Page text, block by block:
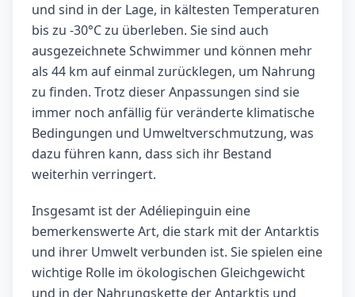
und sind in der Lage, in kältesten Temperaturen
bis zu -30°C zu überleben. Sie sind auch
ausgezeichnete Schwimmer und können mehr
als 44 km auf einmal zurücklegen, um Nahrung
zu finden. Trotz dieser Anpassungen sind sie
immer noch anfällig für veränderte klimatische
Bedingungen und Umweltverschmutzung, was
dazu führen kann, dass sich ihr Bestand
weiterhin verringert.
Insgesamt ist der Adéliepinguin eine
bemerkenswerte Art, die stark mit der Antarktis
und ihrer Umwelt verbunden ist. Sie spielen eine
wichtige Rolle im ökologischen Gleichgewicht
und in der Nahrungskette der Antarktis und